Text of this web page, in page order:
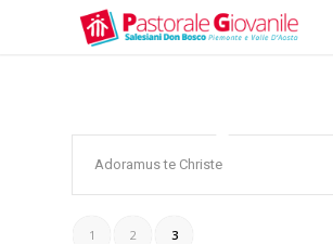
Adoramus te Christe
1 2 3